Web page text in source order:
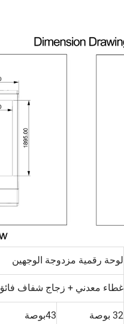
لوحة رقمية مزدوجة الوجهين
غطاء معدني + زجاج شفاف
32 بوصة 43بوصة